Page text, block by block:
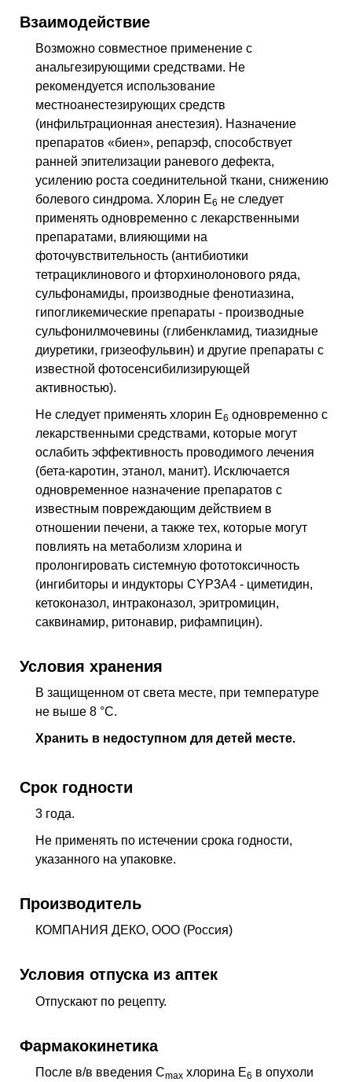
Взаимодействие
Возможно совместное применение с
анальгезирующими средствами. Не
рекомендуется использование
местноанестезирующих средств
(инфильтрационная анестезия). Назначение
препаратов «биен», репарэф, способствует
ранней эпителизации раневого дефекта,
усилению роста соединительной ткани, снижению
болевого синдрома. Хлорин Е6 не следует
применять одновременно с лекарственными
препаратами, влияющими на
фоточувствительность (антибиотики
тетрациклинового и фторхинолонового ряда,
сульфонамиды, производные фенотиазина,
гипогликемические препараты - производные
сульфонилмочевины (глибенкламид, тиазидные
диуретики, гризеофульвин) и другие препараты с
известной фотосенсибилизирующей
активностью).
Не следует применять хлорин Е6 одновременно с
лекарственными средствами, которые могут
ослабить эффективность проводимого лечения
(бета-каротин, этанол, манит). Исключается
одновременное назначение препаратов с
известным повреждающим действием в
отношении печени, а также тех, которые могут
повлиять на метаболизм хлорина и
пролонгировать системную фототоксичность
(ингибиторы и индукторы CYP3A4 - циметидин,
кетоконазол, интраконазол, эритромицин,
саквинамир, ритонавир, рифампицин).
Условия хранения
В защищенном от света месте, при температуре
не выше 8 °C.
Хранить в недоступном для детей месте.
Срок годности
3 года.
Не применять по истечении срока годности,
указанного на упаковке.
Производитель
КОМПАНИЯ ДЕКО, ООО (Россия)
Условия отпуска из аптек
Отпускают по рецепту.
Фармакокинетика
После в/в введения Cmax хлорина Е6 в опухоли